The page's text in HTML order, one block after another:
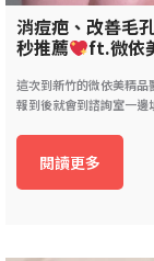
消痘疤、改善毛
秒推薦 ft.微依
這次到新竹的微依美精品
報到後就會到諮詢室一邊
閱讀更多